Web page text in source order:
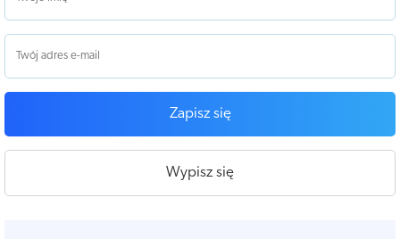
Zapisz się
Wypisz się